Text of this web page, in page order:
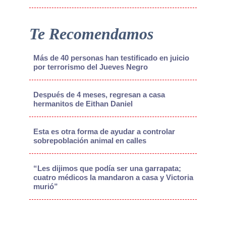
Te Recomendamos
Más de 40 personas han testificado en juicio
por terrorismo del Jueves Negro
Después de 4 meses, regresan a casa
hermanitos de Eithan Daniel
Esta es otra forma de ayudar a controlar
sobrepoblación animal en calles
“Les dijimos que podía ser una garrapata;
cuatro médicos la mandaron a casa y Victoria
murió”